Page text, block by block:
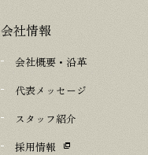
会社情報
会社概要・沿革
代表メッセージ
スタッフ紹介
採用情報